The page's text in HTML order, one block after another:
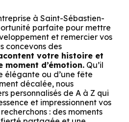
à Saint-Sébastien-
parfaite pour mettre
et remercier vos
concevons des
votre histoire et
d’émotion.Qu’il
élégante ou d’une fête
décalée, nous
personnalisés de A à Z qui
et impressionnent vos
: des moments